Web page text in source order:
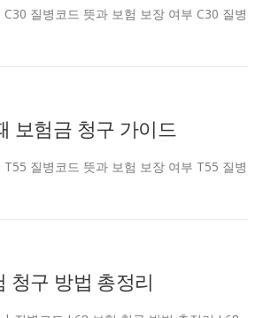
질병코드 뜻과 보험 보장 여부 C30 질병
보험금 청구 가이드
질병코드 뜻과 보험 보장 여부 T55 질병
청구 방법 총정리